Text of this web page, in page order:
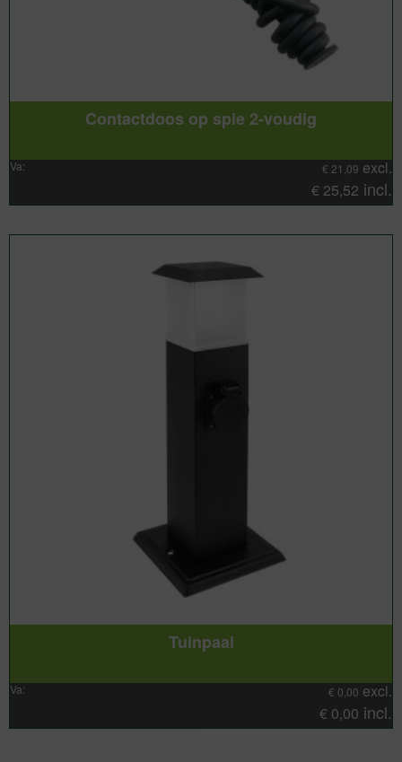
Contactdoos op spie 2-voudig
Va: € 21,09excl.
€ 25,52 incl.
Tuinpaal
Va: € 0,00 excl.
€ 0,00 incl.